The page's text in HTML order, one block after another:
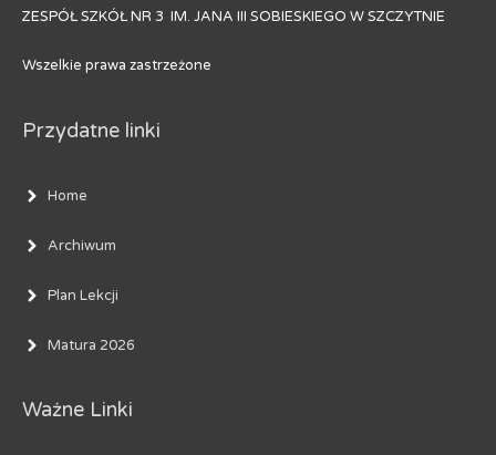
ZESPÓŁ SZKÓŁ NR 3 IM. JANA III SOBIESKIEGO W SZCZYTNIE
Wszelkie prawa zastrzeżone
Przydatne linki
Home
Archiwum
Plan Lekcji
Matura 2026
Ważne Linki